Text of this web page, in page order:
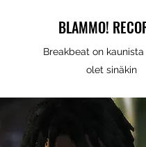
BLAMMO!
Breakbeat on
olet sinäkin